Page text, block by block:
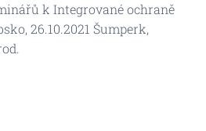
k Integrované ochraně
26.10.2021 Šumperk,